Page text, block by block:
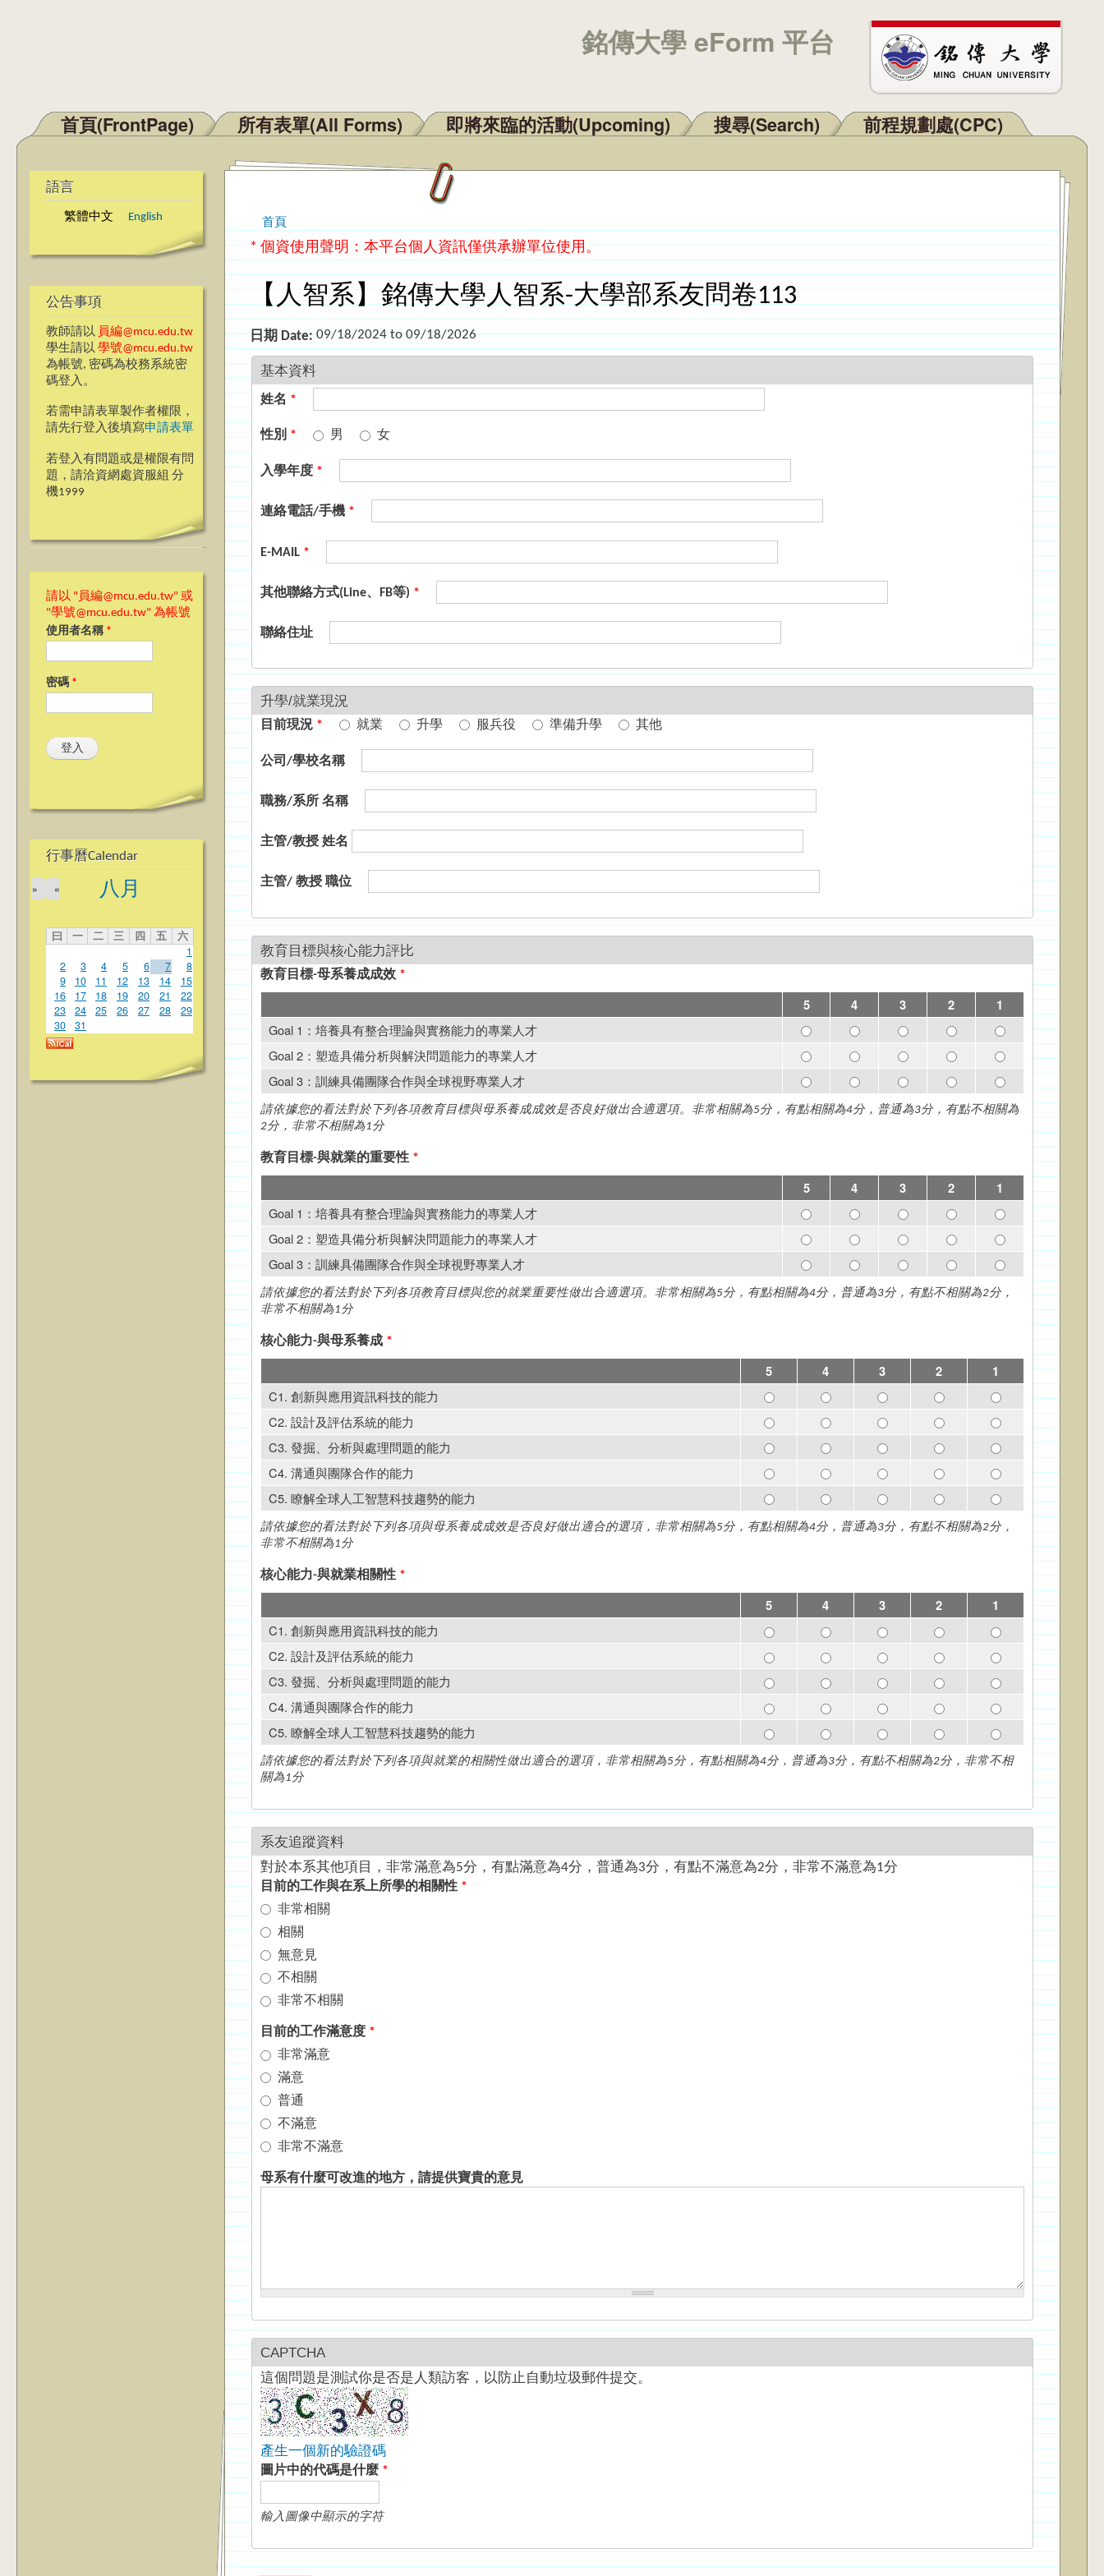
銘傳大學 eForm 平台
主選單
首頁(FrontPage) 所有表單(All Forms) 即將來臨的活動(Upcoming) 搜尋(Search) 前程規劃處(CPC)
語言
繁體中文 English
公告事項
教師請以 員編@mcu.edu.tw
學生請以 學號@mcu.edu.tw
為帳號, 密碼為校務系統密
碼登入。
若需申請表單製作者權限，
請先行登入後填寫申請表單
若登入有問題或是權限有問
題，請洽資網處資服組 分
機1999
請以 "員編@mcu.edu.tw" 或
"學號@mcu.edu.tw" 為帳號
使用者名稱 *
密碼 *
行事曆Calendar
八月
«
»
曰 一 二 三 四 五
六
1
2
3 4 5 6 7
8
9
10 11 12 13 14
15
16
17 18 19 20 21
22
23
24 25 26 27 28
29
30
31
您在這裡
首頁
* 個資使用聲明：本平台個人資訊僅供承辦單位使用。
【人智系】銘傳大學人智系-大學部系友問卷113
日期 Date:09/18/2024to09/18/2026
基本資料
姓名 *
性別 * 男 女
入學年度 *
連絡電話/手機 *
E-MAIL *
其他聯絡方式(Line、FB等) *
聯絡住址
升學/就業現況
目前現況 * 就業 升學 服兵役 準備升學 其他
公司/學校名稱
職務/系所 名稱
主管/教授 姓名
主管/ 教授 職位
教育目標與核心能力評比
教育目標-母系養成成效 *
5 4 3 2 1
Goal 1：培養具有整合理論與實務能力的專業人才 Goal 1：培養具有整合理論與實務能力的專業人才 - 5
Goal 1：培養具有整合理論與實務能力的專業人
Goal 1：培養具有整合理論與實務能力
Goal 1：培養具有整合理論
Goal 1：培養具有
Goal 2：塑造具備分析與解決問題能力的專業人才 Goal 2：塑造具備分析與解決問題能力的專業人才 - 5
Goal 2：塑造具備分析與解決問題能力的專業人
Goal 2：塑造具備分析與解決問題能力
Goal 2：塑造具備分析與解
Goal 2：塑造具備
Goal 3：訓練具備團隊合作與全球視野專業人才 Goal 3：訓練具備團隊合作與全球視野專業人才 - 5
Goal 3：訓練具備團隊合作與全球視野專業人才
Goal 3：訓練具備團隊合作與全球視野
Goal 3：訓練具備團隊合作
Goal 3：訓練具備
請依據您的看法對於下列各項教育目標與母系養成成效是否良好做出合適選項。非常相關為5分，有點相關為4分，普通為3分，有點不相關為
2分，非常不相關為1分
教育目標-與就業的重要性 *
5 4 3 2 1
Goal 1：培養具有整合理論與實務能力的專業人才 Goal 1：培養具有整合理論與實務能力的專業人才 - 5
Goal 1：培養具有整合理論與實務能力的專業人
Goal 1：培養具有整合理論與實務能力
Goal 1：培養具有整合理論
Goal 1：培養具有
Goal 2：塑造具備分析與解決問題能力的專業人才 Goal 2：塑造具備分析與解決問題能力的專業人才 - 5
Goal 2：塑造具備分析與解決問題能力的專業人
Goal 2：塑造具備分析與解決問題能力
Goal 2：塑造具備分析與解
Goal 2：塑造具備
Goal 3：訓練具備團隊合作與全球視野專業人才 Goal 3：訓練具備團隊合作與全球視野專業人才 - 5
Goal 3：訓練具備團隊合作與全球視野專業人才
Goal 3：訓練具備團隊合作與全球視野
Goal 3：訓練具備團隊合作
Goal 3：訓練具備
請依據您的看法對於下列各項教育目標與您的就業重要性做出合適選項。非常相關為5分，有點相關為4分，普通為3分，有點不相關為2分，
非常不相關為1分
核心能力-與母系養成 *
5 4 3 2 1
C1. 創新與應用資訊科技的能力 C1. 創新與應用資訊科技的能力 - 5
C1. 創新與應用資訊科技的能力 - 4
C1. 創新與應用資訊科技的能力 - 3
C1. 創新與應用資訊科技的能力
C1. 創新與應用資訊
C2. 設計及評估系統的能力 C2. 設計及評估系統的能力 - 5
C2. 設計及評估系統的能力 - 4
C2. 設計及評估系統的能力 - 3
C2. 設計及評估系統的能力 - 2
C2. 設計及評估系統
C3. 發掘、分析與處理問題的能力 C3. 發掘、分析與處理問題的能力 - 5
C3. 發掘、分析與處理問題的能力 - 4
C3. 發掘、分析與處理問題的能力 - 3
C3. 發掘、分析與處理問題的能
C3. 發掘、分析與處
C4. 溝通與團隊合作的能力 C4. 溝通與團隊合作的能力 - 5
C4. 溝通與團隊合作的能力 - 4
C4. 溝通與團隊合作的能力 - 3
C4. 溝通與團隊合作的能力 - 2
C4. 溝通與團隊合作
C5. 瞭解全球人工智慧科技趨勢的能力 C5. 瞭解全球人工智慧科技趨勢的能力 - 5
C5. 瞭解全球人工智慧科技趨勢的能力 - 4
C5. 瞭解全球人工智慧科技趨勢的能力 - 3
C5. 瞭解全球人工智慧科技趨勢
C5. 瞭解全球人工智
請依據您的看法對於下列各項與母系養成成效是否良好做出適合的選項，非常相關為5分，有點相關為4分，普通為3分，有點不相關為2分，
非常不相關為1分
核心能力-與就業相關性 *
5 4 3 2 1
C1. 創新與應用資訊科技的能力 C1. 創新與應用資訊科技的能力 - 5
C1. 創新與應用資訊科技的能力 - 4
C1. 創新與應用資訊科技的能力 - 3
C1. 創新與應用資訊科技的能力
C1. 創新與應用資訊
C2. 設計及評估系統的能力 C2. 設計及評估系統的能力 - 5
C2. 設計及評估系統的能力 - 4
C2. 設計及評估系統的能力 - 3
C2. 設計及評估系統的能力 - 2
C2. 設計及評估系統
C3. 發掘、分析與處理問題的能力 C3. 發掘、分析與處理問題的能力 - 5
C3. 發掘、分析與處理問題的能力 - 4
C3. 發掘、分析與處理問題的能力 - 3
C3. 發掘、分析與處理問題的能
C3. 發掘、分析與處
C4. 溝通與團隊合作的能力 C4. 溝通與團隊合作的能力 - 5
C4. 溝通與團隊合作的能力 - 4
C4. 溝通與團隊合作的能力 - 3
C4. 溝通與團隊合作的能力 - 2
C4. 溝通與團隊合作
C5. 瞭解全球人工智慧科技趨勢的能力 C5. 瞭解全球人工智慧科技趨勢的能力 - 5
C5. 瞭解全球人工智慧科技趨勢的能力 - 4
C5. 瞭解全球人工智慧科技趨勢的能力 - 3
C5. 瞭解全球人工智慧科技趨勢
C5. 瞭解全球人工智
請依據您的看法對於下列各項與就業的相關性做出適合的選項，非常相關為5分，有點相關為4分，普通為3分，有點不相關為2分，非常不相
關為1分
系友追蹤資料
對於本系其他項目，非常滿意為5分，有點滿意為4分，普通為3分，有點不滿意為2分，非常不滿意為1分
目前的工作與在系上所學的相關性 *
非常相關
相關
無意見
不相關
非常不相關
目前的工作滿意度 *
非常滿意
滿意
普通
不滿意
非常不滿意
母系有什麼可改進的地方，請提供寶貴的意見
CAPTCHA
這個問題是測試你是否是人類訪客，以防止自動垃圾郵件提交。
產生一個新的驗證碼
圖片中的代碼是什麼 *
輸入圖像中顯示的字符